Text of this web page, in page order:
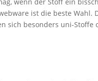
ist die beste
sich besonders uni-